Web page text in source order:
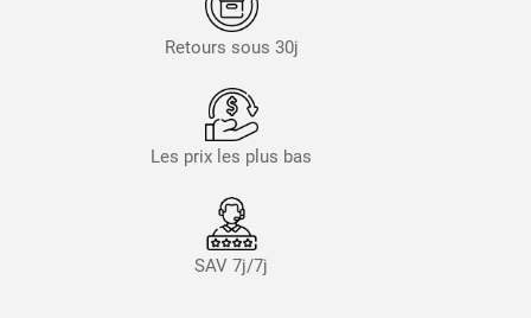
Retours sous 30j
Les prix les plus bas
SAV 7j/7j